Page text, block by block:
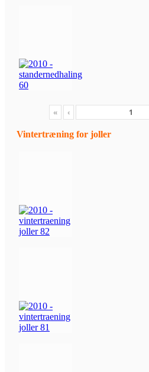
« ‹
Vintertræning for joller